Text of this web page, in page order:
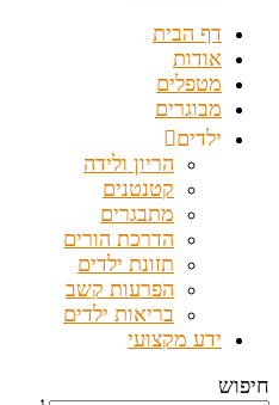
דף הבית
אודות
מטפלים
מבוגרים
ילדים
הריון ולידה
קטנטנים
מתבגרים
הדרכת הורים
תזונת ילדים
הפרעות קשב
בריאות ילדים
ידע מקצועי
חיפוש